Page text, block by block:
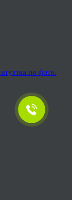
по фото.